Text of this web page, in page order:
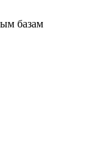
базам